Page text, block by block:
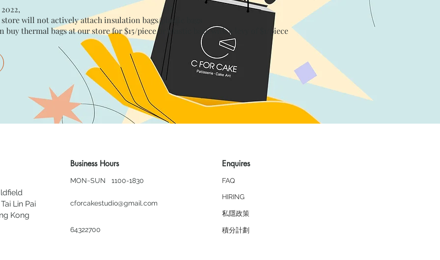
will not actively attach insulation bags/plastic bags​
buy thermal bags at our store for $15/piece​ or plastic bags with a levy of $1/piece
Lin Pai
Kong
Business Hours
MON~SUN 1100-1830
cforcakestudio@gmail.com
64322700
Enquires
FAQ
HIRING
私隱政策
​積分計劃